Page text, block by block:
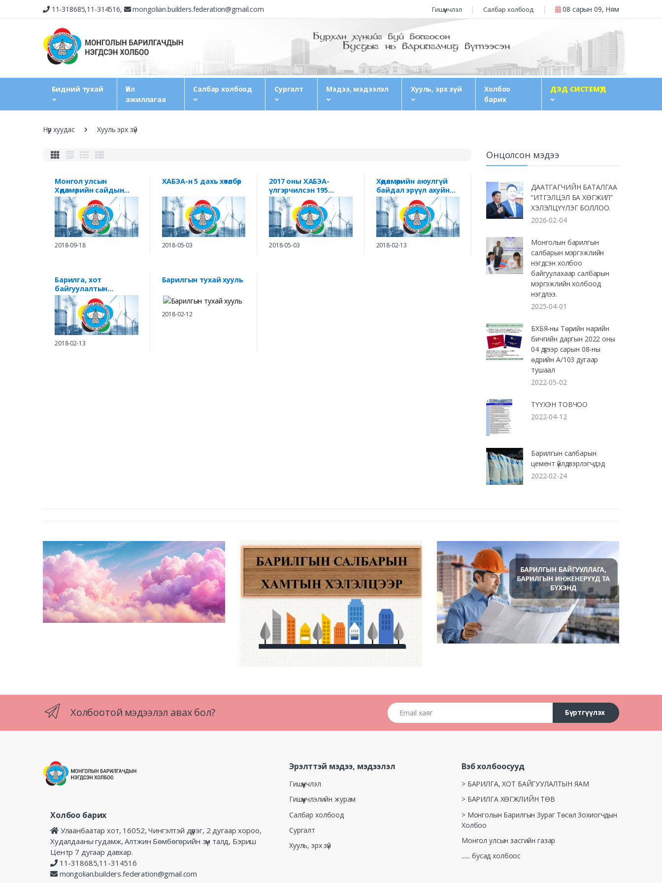
11-318685,11-314516, mongolian.builders.federation@gmail.com Гишүүнчлэл Салбар холбоод 08 сарын 09, Ням
Бидний тухай
Үйл
ажиллагаа
Салбар холбоод Сургалт Мэдээ, мэдээлэл Хууль, эрх зүй
Холбоо
барих
ДЭД СИСТЕМҮҮД
Нүүр хуудас Хууль эрх зүй
Монгол улсын
Хөдөлмөрийн сайдын
А/33-р тушаал
2018-09-18
ХАБЭА-н 5 дахь хөтөлбөр
2018-05-03
2017 оны ХАБЭА-
үлгэрчилсэн 195
дугаар тушаал
2018-05-03
Хөдөлмөрийн аюулгүй
байдал эрүүл ахуйн
тухай хууль
2018-02-13
Барилга, хот
байгуулалтын
салбарт жендэрийн
талаар баримтлах
бодлого
2018-02-13
Барилгын тухай хууль
2018-02-12
Онцолсон мэдээ
ДААТГАГЧИЙН БАТАЛГАА
“ИТГЭЛЦЭЛ БА ХӨГЖИЛ”
ХЭЛЭЛЦҮҮЛЭГ БОЛЛОО.
2026-02-04
Монголын барилгын
салбарын мэргэжлийн
нэгдсэн холбоо
байгуулахаар салбарын
мэргэжлийн холбоод
нэгдлээ.
2025-04-01
БХБЯ-ны Төрийн нарийн
бичгийн даргын 2022 оны
04 дүгээр сарын 08-ны
өдрийн А/103 дугаар
тушаал
2022-05-02
ТҮҮХЭН ТОВЧОО
2022-04-12
Барилгын салбарын
цемент үйлдвэрлэгчдэд
2022-02-24
Холбоотой мэдээлэл авах бол? Email хаяг
Бүртгүүлэх
Холбоо барих
Улаанбаатар хот, 16052, Чингэлтэй дүүрэг, 2 дугаар хороо,
Худалдааны гудамж, Алтжин Бөмбөгөрийн зүүн талд, Бэриш
Центр 7 дугаар давхар.
11-318685,11-314516
mongolian.builders.federation@gmail.com
Эрэлттэй мэдээ, мэдээлэл
Гишүүнчлэл
Гишүүнчлэлийн журам
Салбар холбоод
Сургалт
Хууль, эрх зүй
Вэб холбоосууд
> БАРИЛГА, ХОТ БАЙГУУЛАЛТЫН ЯАМ
> БАРИЛГА ХӨГЖЛИЙН ТӨВ
> Монголын Барилгын Зураг Төсөл Зохиогчдын
Холбоо
Монгол улсын засгийн газар
...... бусад холбоос